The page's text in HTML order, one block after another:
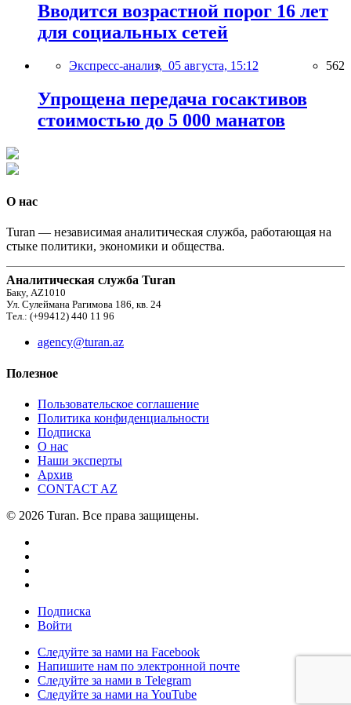
Вводится возрастной порог 16 лет
для социальных сетей
Экспресс-анализ, 05 августа, 15:12 562
Упрощена передача госактивов
стоимостью до 5 000 манатов
О нас
Turan — независимая аналитическая служба, работающая на
стыке политики, экономики и общества.
Аналитическая служба Turan
Баку, AZ1010
Ул. Сулеймана Рагимова 186, кв. 24
Тел.: (+99412) 440 11 96
agency@turan.az
Полезное
Пользовательское соглашение
Политика конфиденциальности
Подписка
О нас
Наши эксперты
Архив
CONTACT AZ
© 2026 Turan. Все права защищены.
Подписка
Войти
Следуйте за нами на Facebook
Напишите нам по электронной почте
Следуйте за нами в Telegram
Следуйте за нами на YouTube